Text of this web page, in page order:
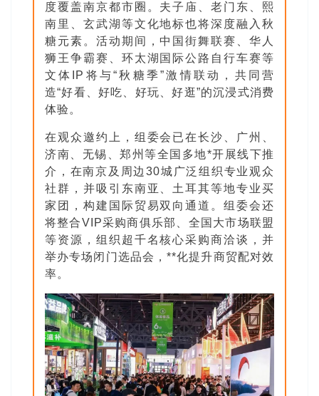
度覆盖南京都市圈。夫子庙、老门东、熙
南里、玄武湖等文化地标也将深度融入秋
糖元素。活动期间，中国街舞联赛、华人
狮王争霸赛、环太湖国际公路自行车赛等
文体IP将与“秋糖季”激情联动，共同营
造“好看、好吃、好玩、好逛”的沉浸式消费
体验。
在观众邀约上，组委会已在长沙、广州、
济南、无锡、郑州等全国多地*开展线下推
介，在南京及周边30城广泛组织专业观众
社群，并吸引东南亚、土耳其等地专业买
家团，构建国际贸易双向通道。组委会还
将整合VIP采购商俱乐部、全国大市场联盟
等资源，组织超千名核心采购商洽谈，并
举办专场闭门选品会，**化提升商贸配对效
率。